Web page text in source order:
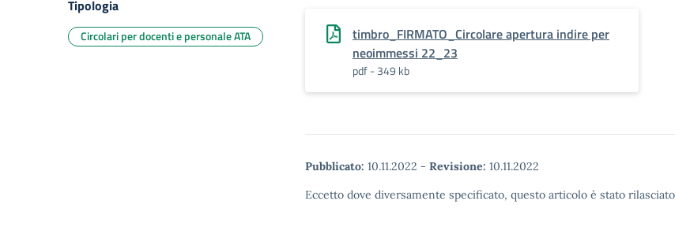
timbro_FIRMATO_Circolare apertura indire per
neoimmessi 22_23
pdf - 349 kb
Pubblicato: 10.11.2022 - Revisione: 10.11.2022
Eccetto dove diversamente specificato, questo articolo è stato
Tipologia
Circolari per docenti e personale ATA